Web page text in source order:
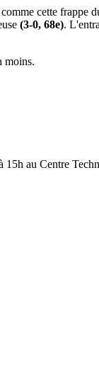
cette frappe
(3-0, 68e).
moins.
au Centre